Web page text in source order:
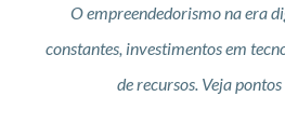
O empreendedorismo na era
constantes, investimentos em
de recursos. Veja